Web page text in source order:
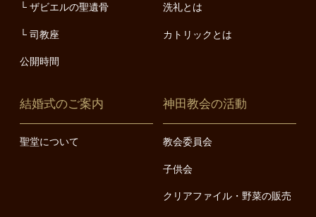
ザビエルの聖遺骨
司教座
公開時間
洗礼とは
カトリックとは
結婚式のご案内
聖堂について
神田教会の活動
教会委員会
子供会
クリアファイル・野菜の販売